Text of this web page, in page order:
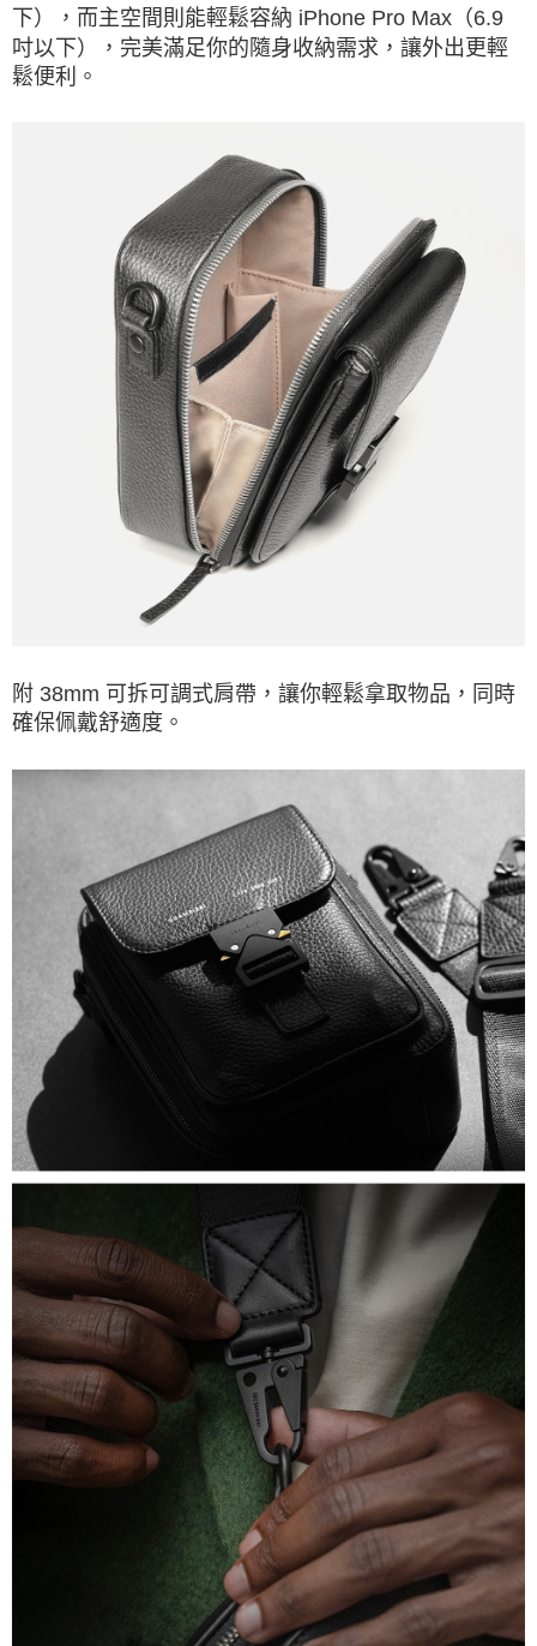
下），而主空間則能輕鬆容納 iPhone Pro Max（6.9
吋以下），完美滿足你的隨身收納需求，讓外出更輕
鬆便利。
附 38mm 可拆可調式肩帶，讓你輕鬆拿取物品，同時
確保佩戴舒適度。